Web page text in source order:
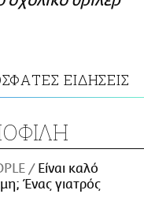
ΕΙΔΗΣΕΙΣ
Είναι καλό
Ένας γιατρός